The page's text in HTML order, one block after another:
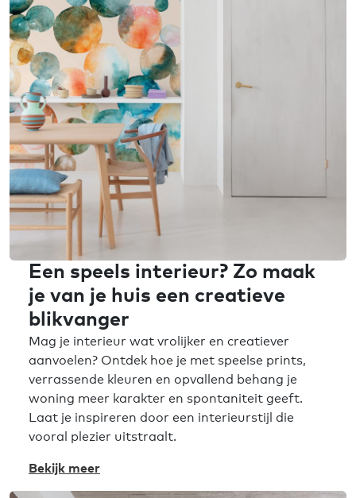
Een speels interieur? Zo maak
je van je huis een creatieve
blikvanger
Mag je interieur wat vrolijker en creatiever
aanvoelen? Ontdek hoe je met speelse prints,
verrassende kleuren en opvallend behang je
woning meer karakter en spontaniteit geeft.
Laat je inspireren door een interieurstijl die
vooral plezier uitstraalt.
Bekijk meer